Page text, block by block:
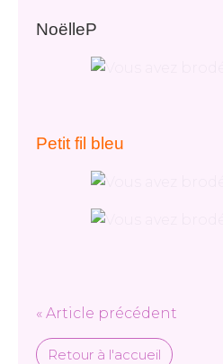
NoëlleP
Petit fil bleu
« Article précédent
Retour à l'accueil